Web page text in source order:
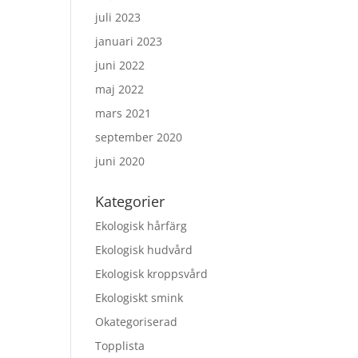
juli 2023
januari 2023
juni 2022
maj 2022
mars 2021
september 2020
juni 2020
Kategorier
Ekologisk hårfärg
Ekologisk hudvård
Ekologisk kroppsvård
Ekologiskt smink
Okategoriserad
Topplista